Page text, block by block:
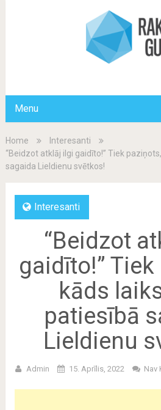
Menu
Home
Interesanti
“Beidzot atklāj ilgi gaidīto!” Tiek
sagaida Lieldienu svētkos!
Interesanti
“Beidzot
gaidīto!”
kāds
patiesībā
Lieldienu
Admin 15. Aprīlis, 2022 Nav